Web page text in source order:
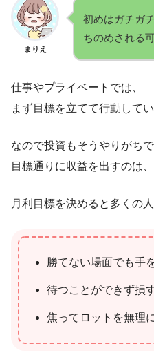
まりえ
初めはガチガ
ちのめされる
仕事やプライベートでは、
まず目標を立てて行動して
なので投資もそうやりがちで
目標通りに収益を出すのは
月利目標を決めると多くの
勝てない場面でも手
待つことができず損
焦ってロットを無理